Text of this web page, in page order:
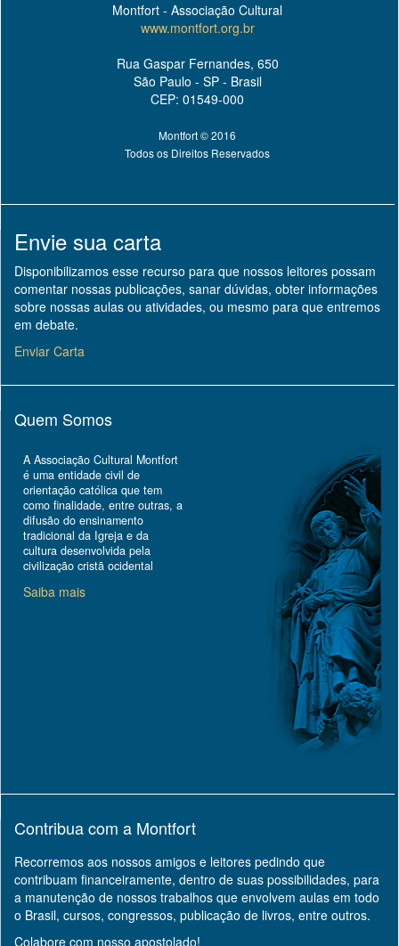
Montfort - Associação Cultural
www.montfort.org.br
Rua Gaspar Fernandes, 650
São Paulo - SP - Brasil
CEP: 01549-000
Montfort © 2016
Todos os Direitos Reservados
Envie sua carta
Disponibilizamos esse recurso para que nossos leitores possam
comentar nossas publicações, sanar dúvidas, obter informações
sobre nossas aulas ou atividades, ou mesmo para que entremos
em debate.
Enviar Carta
Quem Somos
A Associação Cultural Montfort
é uma entidade civil de
orientação católica que tem
como finalidade, entre outras, a
difusão do ensinamento
tradicional da Igreja e da
cultura desenvolvida pela
civilização cristã ocidental
Saiba mais
Contribua com a Montfort
Recorremos aos nossos amigos e leitores pedindo que
contribuam financeiramente, dentro de suas possibilidades, para
a manutenção de nossos trabalhos que envolvem aulas em todo
o Brasil, cursos, congressos, publicação de livros, entre outros.
Colabore com nosso apostolado!